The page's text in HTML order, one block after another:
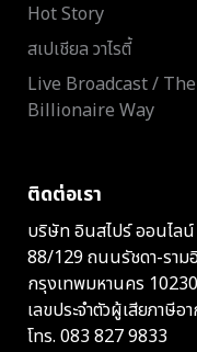
Hot Story
สเปเชียล วาไรตี้
Live Broadcast / The
Billionaire Way
ติดต่อเรา
บริษัท อินสไปร์ ออนไลน์
88/129 ถนนรัชดา-ราม
กรุงเทพมหานคร 10230
เลขประจำตัวผู้เสียภาษี
โทร. 083 827 9833